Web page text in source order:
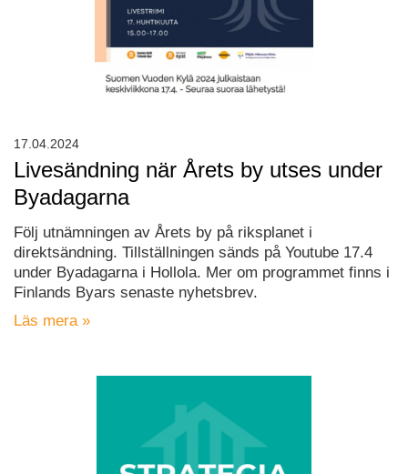
Livesändning när Årets by utses under
Byadagarna
Följ utnämningen av Årets by på riksplanet i
direktsändning. Tillställningen sänds på Youtube 17.4
under Byadagarna i Hollola. Mer om programmet finns i
Finlands Byars senaste nyhetsbrev.
Läs mera »
17.04.2024